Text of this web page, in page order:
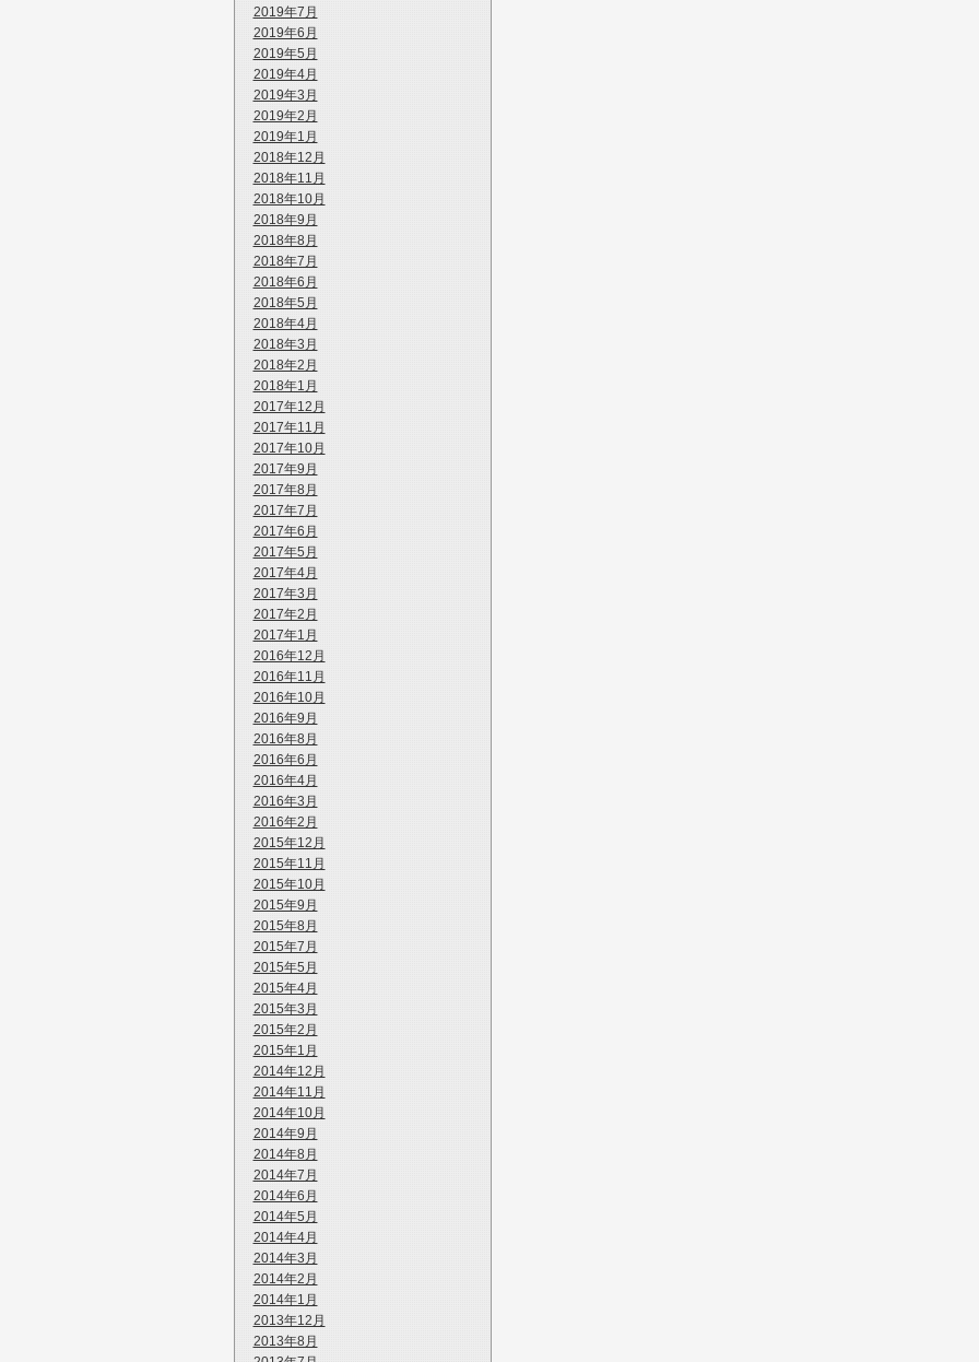
2019年7月
2019年6月
2019年5月
2019年4月
2019年3月
2019年2月
2019年1月
2018年12月
2018年11月
2018年10月
2018年9月
2018年8月
2018年7月
2018年6月
2018年5月
2018年4月
2018年3月
2018年2月
2018年1月
2017年12月
2017年11月
2017年10月
2017年9月
2017年8月
2017年7月
2017年6月
2017年5月
2017年4月
2017年3月
2017年2月
2017年1月
2016年12月
2016年11月
2016年10月
2016年9月
2016年8月
2016年6月
2016年4月
2016年3月
2016年2月
2015年12月
2015年11月
2015年10月
2015年9月
2015年8月
2015年7月
2015年5月
2015年4月
2015年3月
2015年2月
2015年1月
2014年12月
2014年11月
2014年10月
2014年9月
2014年8月
2014年7月
2014年6月
2014年5月
2014年4月
2014年3月
2014年2月
2014年1月
2013年12月
2013年8月